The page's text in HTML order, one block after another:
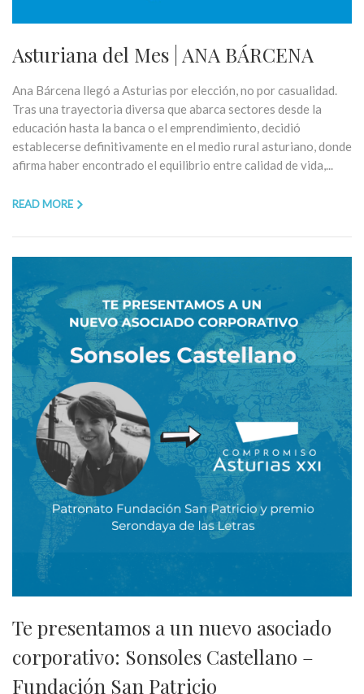
Asturiana del Mes | ANA BÁRCENA
Ana Bárcena llegó a Asturias por elección, no por casualidad.
Tras una trayectoria diversa que abarca sectores desde la
educación hasta la banca o el emprendimiento, decidió
establecerse definitivamente en el medio rural asturiano, donde
afirma haber encontrado el equilibrio entre calidad de vida,...
READ MORE
Te presentamos a un nuevo asociado
corporativo: Sonsoles Castellano –
Fundación San Patricio